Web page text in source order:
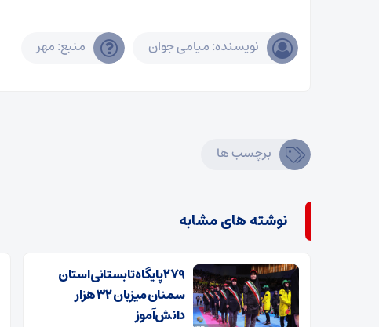
نویسنده: میامی جوان منبع: مهر
برچسب ها
نوشته های مشابه
۲۷۹ پایگاه تابستانی استان
سمنان میزبان ۳۲ هزار
دانش‌آموز